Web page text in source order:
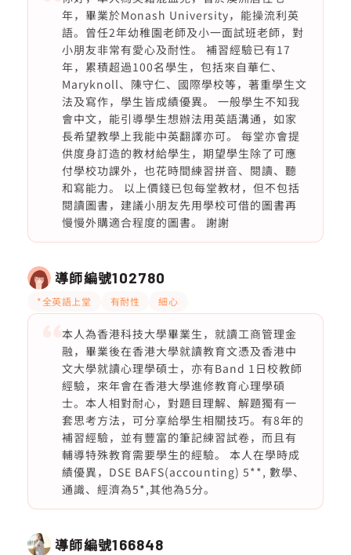
年，畢業於Monash University，能操流利英
語。曾任2年幼稚園老師及小一面試班老師，對
小朋友非常有愛心及耐性。 補習經驗已有17
年，累積超過100名學生，包括來自華仁、
Maryknoll、陳守仁、國際學校等，著重學生文
法及寫作，學生皆成績優異。 一般學生不知我
會中文，能引導學生想辦法用英語溝通，如家
長希望教學上我能中英翻譯亦可。 每堂亦會提
供度身訂造的教材給學生，期望學生除了可應
付學校功課外，也花時間練習拼音、閱讀、聽
和寫能力。 以上價錢已包每堂教材，但不包括
閱讀圖書，建議小朋友先用學校可借的圖書再
慢慢外購適合程度的圖書。 謝謝
導師編號102780
*全英語上堂 有耐性 細心
本人為香港科技大學畢業生，就讀工商管理金
融，畢業後在香港大學就讀教育文憑及香港中
文大學就讀心理學碩士，亦有Band 1日校教師
經驗，來年會在香港大學進修教育心理學碩
士。本人相對耐心，對題目理解、解題獨有一
套思考方法，可分享給學生相關技巧。有8年的
補習經驗，並有豐富的筆記練習試卷，而且有
輔導特殊教育需要學生的經驗。 本人在學時成
績優異，DSE BAFS(accounting) 5**, 數學、
通識、經濟為5*,其他為5分。
導師編號166848